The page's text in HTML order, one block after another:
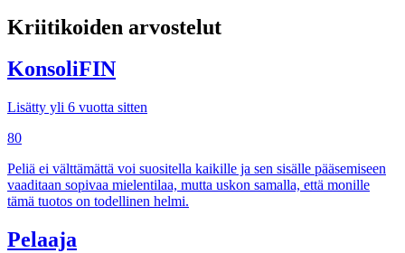
Kriitikoiden arvostelut
KonsoliFIN
Lisätty yli 6 vuotta sitten
80
Peliä ei välttämättä voi suositella kaikille ja sen sisälle pääsemiseen
vaaditaan sopivaa mielentilaa, mutta uskon samalla, että monille
tämä tuotos on todellinen helmi.
Pelaaja